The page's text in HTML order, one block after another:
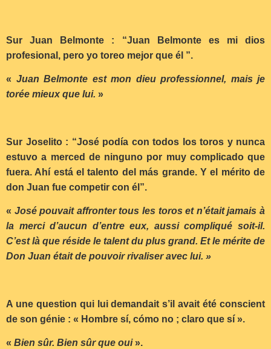
Sur Juan Belmonte : “Juan Belmonte es mi dios
profesional, pero yo toreo mejor que él ”.
« Juan Belmonte est mon dieu professionnel, mais je
torée mieux que lui. »
Sur Joselito : “José podía con todos los toros y nunca
estuvo a merced de ninguno por muy complicado que
fuera. Ahí está el talento del más grande. Y el mérito de
don Juan fue competir con él”.
« José pouvait affronter tous les toros et n’était jamais à
la merci d’aucun d’entre eux, aussi compliqué soit-il.
C’est là que réside le talent du plus grand. Et le mérite de
Don Juan était de pouvoir rivaliser avec lui. »
A une question qui lui demandait s’il avait été conscient
de son génie : « Hombre sí, cómo no ; claro que sí ».
« Bien sûr. Bien sûr que oui».